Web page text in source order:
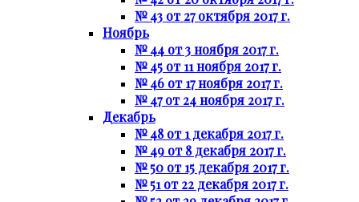
№ 43 от 27 октября 2017 г.
Ноябрь
№ 44 от 3 ноября 2017 г.
№ 45 от 11 ноября 2017 г.
№ 46 от 17 ноября 2017 г.
№ 47 от 24 ноября 2017 г.
Декабрь
№ 48 от 1 декабря 2017 г.
№ 49 от 8 декабря 2017 г.
№ 50 от 15 декабря 2017 г.
№ 51 от 22 декабря 2017 г.